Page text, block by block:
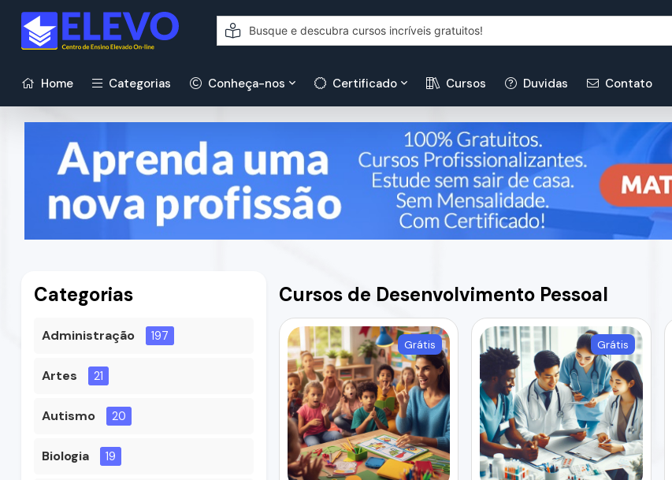
Home Categorias Conheça-nos Certificado Cursos Duvidas Contato
Categorias
Administração 197
Artes 21
Autismo 20
Biologia 19
Cursos de Desenvolvimento Pessoal
Grátis Grátis